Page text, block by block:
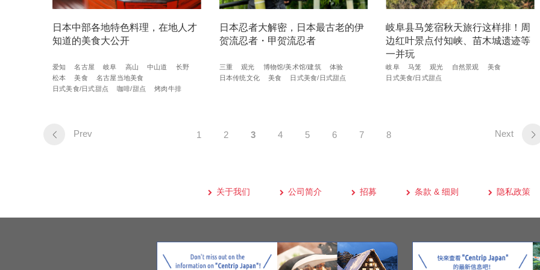
日本中部各地特色料理，在地人才
知道的美食大公开
爱知 名古屋 岐阜 高山 中山道
长野
松本
美食
名古屋当地美食
日式美食/日式甜点
咖啡/甜点 烤肉牛排
日本忍者大解密，日本最古老的伊
贺流忍者・甲贺流忍者
三重 观光 博物馆/美术馆/建筑
体验
日本传统文化
美食 日式美食/日式甜点
岐阜县马笼宿秋天旅行这样排！周
边红叶景点付知峡、苗木城遗迹等
一并玩
岐阜 马笼 观光 自然景观
美食
日式美食/日式甜点
Prev 1 2 3 4 5 6 7 8 Next
关于我们 公司简介 招募 条款 & 细则 隐私政策